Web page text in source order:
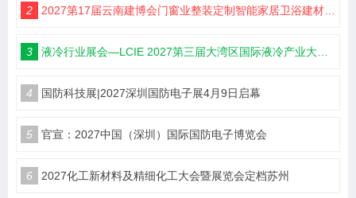
2 2027第17届云南建博会门窗业整装定制智能家居卫浴建材展会
3 液冷行业展会—LCIE 2027第三届大湾区国际液冷产业大会暨展览会（深圳）
4 国防科技展|2027深圳国防电子展4月9日启幕
5 官宣：2027中国（深圳）国际国防电子博览会
6 2027化工新材料及精细化工大会暨展览会定档苏州